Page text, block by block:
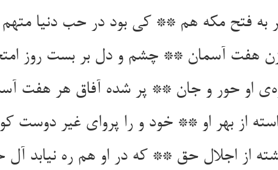
از بهر او ** خود و را پروای غیر دوست کو